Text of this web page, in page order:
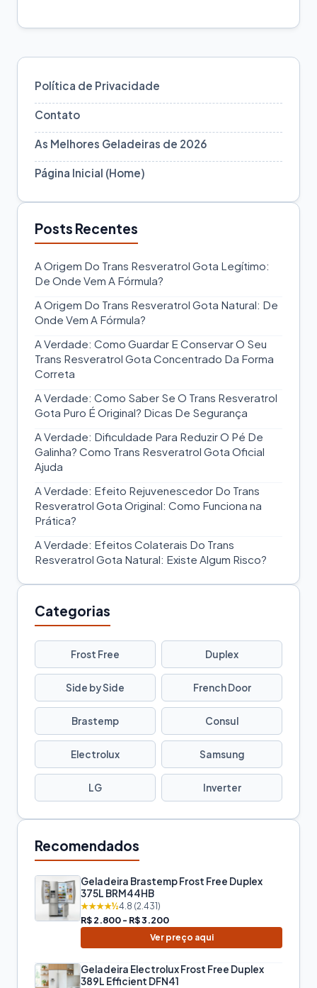
Política de Privacidade
Contato
As Melhores Geladeiras de 2026
Página Inicial (Home)
Posts Recentes
A Origem Do Trans Resveratrol Gota Legítimo:
De Onde Vem A Fórmula?
A Origem Do Trans Resveratrol Gota Natural: De
Onde Vem A Fórmula?
A Verdade: Como Guardar E Conservar O Seu
Trans Resveratrol Gota Concentrado Da Forma
Correta
A Verdade: Como Saber Se O Trans Resveratrol
Gota Puro É Original? Dicas De Segurança
A Verdade: Dificuldade Para Reduzir O Pé De
Galinha? Como Trans Resveratrol Gota Oficial
Ajuda
A Verdade: Efeito Rejuvenescedor Do Trans
Resveratrol Gota Original: Como Funciona na
Prática?
A Verdade: Efeitos Colaterais Do Trans
Resveratrol Gota Natural: Existe Algum Risco?
Categorias
Frost Free Duplex
Side by Side French Door
Brastemp Consul
Electrolux Samsung
LG Inverter
Recomendados
Geladeira Brastemp Frost Free Duplex
375L BRM44HB
★★★★½4.8 (2.431)
R$ 2.800 - R$ 3.200
Ver preço aqui
Geladeira Electrolux Frost Free Duplex
389L Efficient DFN41